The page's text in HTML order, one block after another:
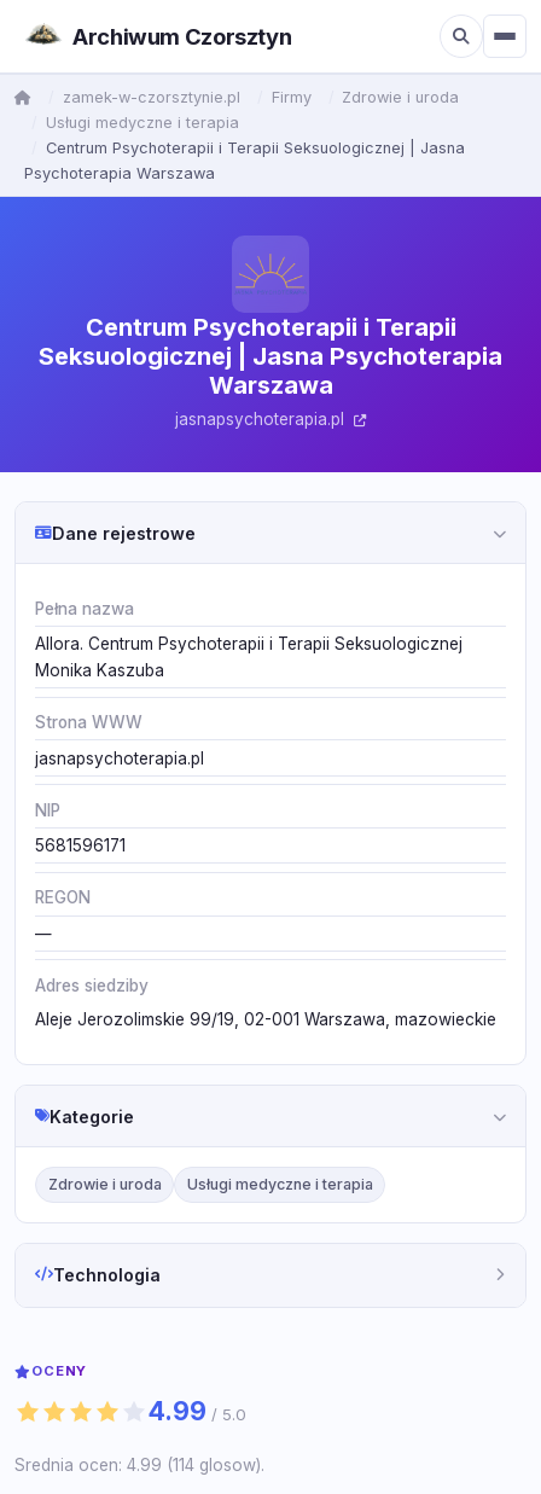
Archiwum Czorsztyn
zamek-w-czorsztynie.pl Firmy
Zdrowie i uroda
Usługi medyczne i terapia
Centrum Psychoterapii i Terapii Seksuologicznej | Jasna
Psychoterapia Warszawa
Centrum Psychoterapii i Terapii
Seksuologicznej | Jasna Psychoterapia
Warszawa
jasnapsychoterapia.pl
Dane rejestrowe
Pełna nazwa
Allora. Centrum Psychoterapii i Terapii Seksuologicznej
Monika Kaszuba
Strona WWW
jasnapsychoterapia.pl
NIP
5681596171
REGON
—
Adres siedziby
Aleje Jerozolimskie 99/19, 02-001 Warszawa, mazowieckie
Kategorie
Zdrowie i uroda Usługi medyczne i terapia
Technologia
OCENY
4.99 / 5.0
Srednia ocen: 4.99 (114 glosow).